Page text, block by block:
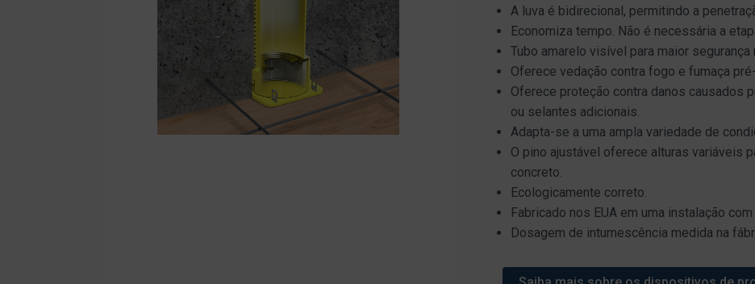
A luva é bidirecional, permitindo a
Economiza tempo. Não é necessária a
Tubo amarelo visível para maior segurança
Oferece vedação contra fogo e fumaça
Oferece proteção contra danos causados
ou selantes adicionais.
Adapta-se a uma ampla variedade de
O pino ajustável oferece alturas variáveis
concreto.
Ecologicamente correto.
Fabricado nos EUA em uma instalação
Dosagem de intumescência medida na